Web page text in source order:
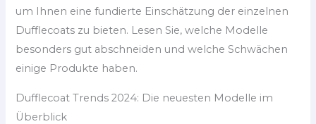
um Ihnen eine fundierte Einschätzung der einzelnen
Dufflecoats zu bieten. Lesen Sie, welche Modelle
besonders gut abschneiden und welche Schwächen
einige Produkte haben.
Dufflecoat Trends 2024: Die neuesten Modelle im
Überblick